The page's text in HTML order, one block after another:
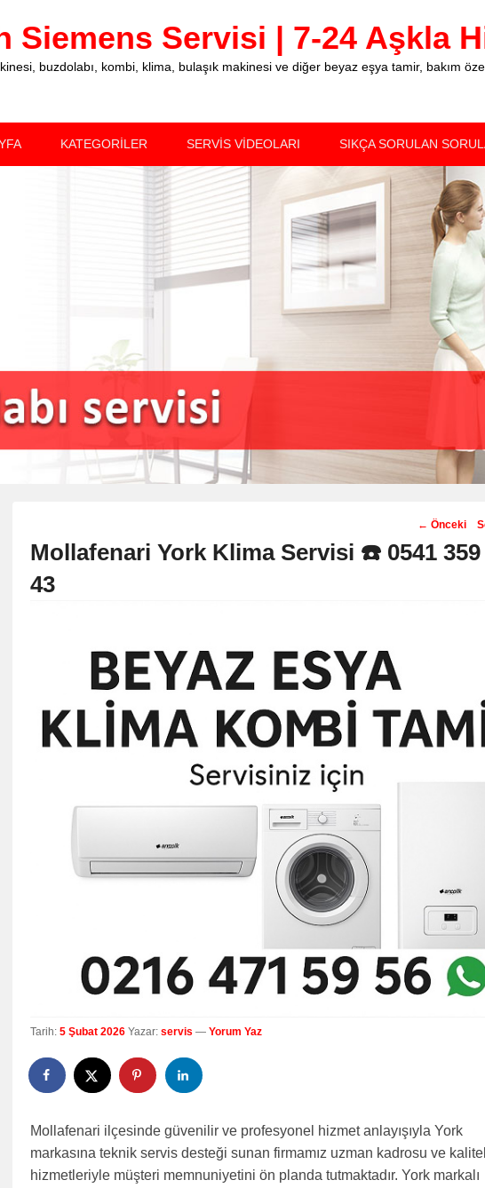
Siemens Servisi | 7-24 Aşkla
buzdolabı, kombi, klima, bulaşık makinesi ve diğer beyaz eşya tamir, bakım
KATEGORİLER SERVİS VİDEOLARI SIKÇA SORULAN
Post
navigation
← Önceki
Mollafenari York Klima Servisi ☎️ 0541 359
43
Tarih: 5 Şubat 2026 Yazar: servis — Yorum Yaz
Mollafenari ilçesinde güvenilir ve profesyonel hizmet anlayışıyla York
markasına teknik servis desteği sunan firmamız uzman kadrosu ve
hizmetleriyle müşteri memnuniyetini ön planda tutmaktadır. York markalı